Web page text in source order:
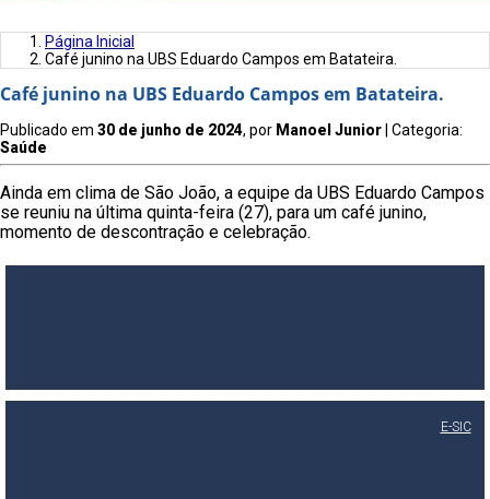
Página Inicial
Café junino na UBS Eduardo Campos em Batateira.
Café junino na UBS Eduardo Campos em Batateira.
Publicado em 30 de junho de 2024, por Manoel Junior | Categoria:
Saúde
Ainda em clima de São João, a equipe da UBS Eduardo Campos
se reuniu na última quinta-feira (27), para um café junino,
momento de descontração e celebração.
E-SIC